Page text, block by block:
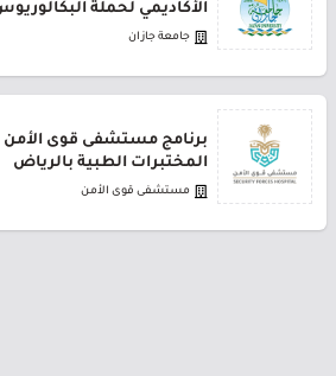
الأكاديمي لحملة
جامعة جازان
برنامج مستشفى قوى
المختبرات الطبية بالرياض
مستشفى قوى الأمن